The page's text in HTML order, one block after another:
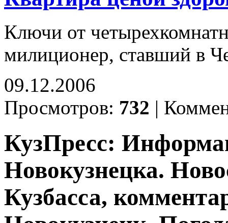
Ключи от
милиционер, ставший в
09.12.2006
Просмотров: 732 |
КузПресс:
Новокузнецка.
Кузбасса,